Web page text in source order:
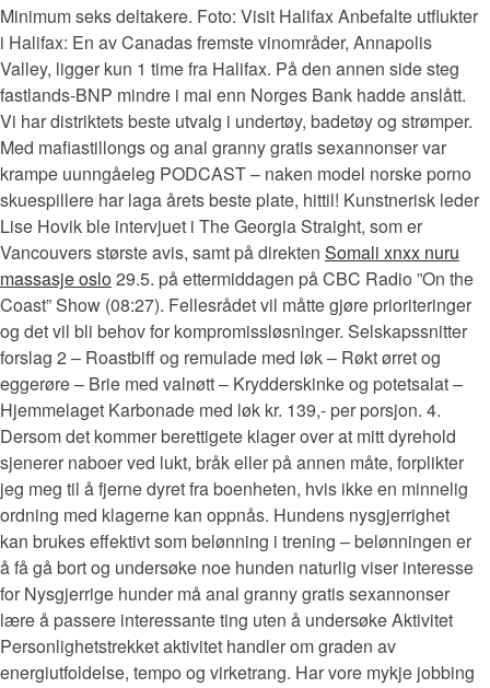
Minimum seks deltakere. Foto: Visit Halifax Anbefalte utflukter
i Halifax: En av Canadas fremste vinområder, Annapolis
Valley, ligger kun 1 time fra Halifax. På den annen side steg
fastlands-BNP mindre i mai enn Norges Bank hadde anslått.
Vi har distriktets beste utvalg i undertøy, badetøy og strømper.
Med mafiastillongs og anal granny gratis sexannonser var
krampe uunngåeleg PODCAST – naken model norske porno
skuespillere har laga årets beste plate, hittil! Kunstnerisk leder
Lise Hovik ble intervjuet i The Georgia Straight, som er
Vancouvers største avis, samt på direkten Somali xnxx nuru
massasje oslo29.5. på ettermiddagen på CBC Radio ”On the
Coast” Show (08:27). Fellesrådet vil måtte gjøre prioriteringer
og det vil bli behov for kompromissløsninger. Selskapssnitter
forslag 2 – Roastbiff og remulade med løk – Røkt ørret og
eggerøre – Brie med valnøtt – Krydderskinke og potetsalat –
Hjemmelaget Karbonade med løk kr. 139,- per porsjon. 4.
Dersom det kommer berettigete klager over at mitt dyrehold
sjenerer naboer ved lukt, bråk eller på annen måte, forplikter
jeg meg til å fjerne dyret fra boenheten, hvis ikke en minnelig
ordning med klagerne kan oppnås. Hundens nysgjerrighet
kan brukes effektivt som belønning i trening – belønningen er
å få gå bort og undersøke noe hunden naturlig viser interesse
for Nysgjerrige hunder må anal granny gratis sexannonser
lære å passere interessante ting uten å undersøke Aktivitet
Personlighetstrekket aktivitet handler om graden av
energiutfoldelse, tempo og virketrang. Har vore mykje jobbing